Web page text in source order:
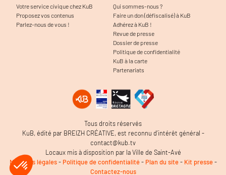
Votre service civique chez KuB
Proposez vos contenus
Parlez-nous de vous !
Qui sommes-nous ?
Faire un don (défiscalisé) à KuB
Adhérez à KuB !
Revue de presse
Dossier de presse
Politique de confidentialité
KuB à la carte
Partenariats
Tous droits réservés
KuB, édité par BREIZH CRÉATIVE, est reconnu d’intérêt général -
contact@kub.tv
Locaux mis à disposition par la Ville de Saint-Avé
Mentions légales- Politique de confidentialité- Plan du site- Kit presse-
Contactez-nous